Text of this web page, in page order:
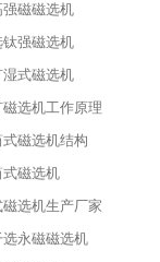
磁磁选机
强磁选机
式磁选机
选机工作原理
磁选机结构
式磁选机
选机生产厂家
永磁磁选机